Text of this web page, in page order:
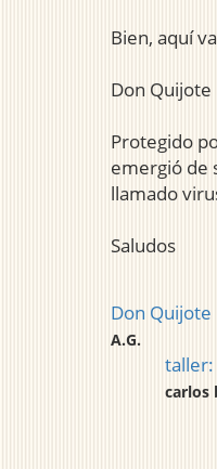
Bien, aquí
Don Quijote
Protegido
emergió de
llamado
Saludos
Don Quijote
A.G.
carlos